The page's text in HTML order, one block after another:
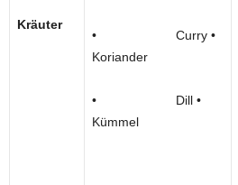
Kräuter
• Curry •
Koriander
• Dill •
Kümmel